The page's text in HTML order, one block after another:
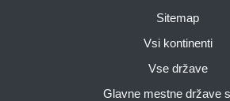
Sitemap
Vsi kontinenti
Vse države
Glavne mestne države